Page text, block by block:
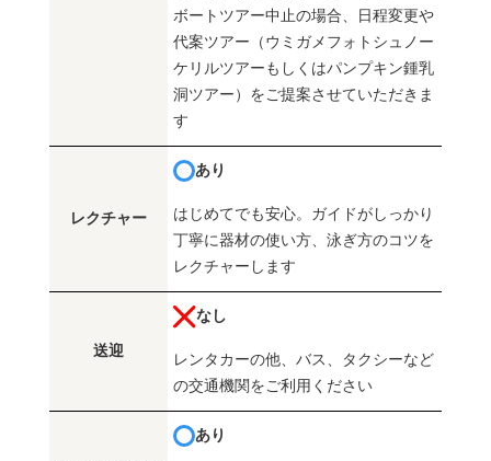
ボートツアー中止の場合、日程変更や
代案ツアー（ウミガメフォトシュノー
ケリルツアーもしくはパンプキン鍾乳
洞ツアー）をご提案させていただきま
す
レクチャー
あり
はじめてでも安心。ガイドがしっかり
丁寧に器材の使い方、泳ぎ方のコツを
レクチャーします
送迎
なし
レンタカーの他、バス、タクシーなど
の交通機関をご利用ください
あり